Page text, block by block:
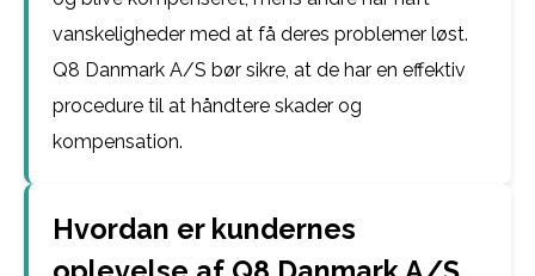
vanskeligheder med at få deres problemer løst.
Q8 Danmark A/S bør sikre, at de har en effektiv
procedure til at håndtere skader og
kompensation.
Hvordan er kundernes